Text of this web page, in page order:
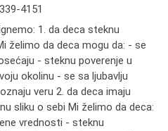
4151
1. da deca steknu
želimo da deca mogu da: - se
- steknu poverenje u
okolinu - se sa ljubavlju
veru 2. da deca imaju
sliku o sebi Mi želimo da deca:
vrednosti - steknu